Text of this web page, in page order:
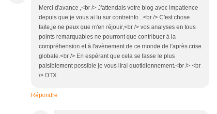
Merci d'avance ,<br /> J'attendais votre blog avec impatience
depuis que je vous ai lu sur contreinfo...<br /> C'est chose
faite,je ne peux que m'en réjouir,<br /> vos analyses en tous
points remarquables ne pourront que contribuer à la
compréhension et à l'avènement de ce monde de l'après crise
globale.<br /> En espérant que cela se fasse le plus
paisiblement possible je vous lirai quotidiennement.<br /> <br
/> DTX
Répondre